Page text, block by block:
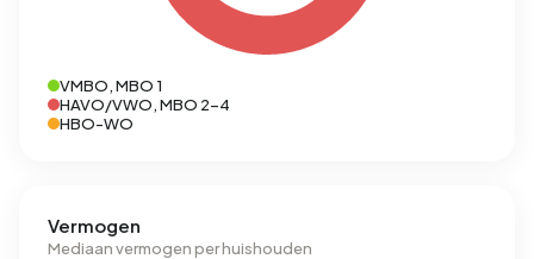
VMBO, MBO 1
HAVO/VWO, MBO 2-4
HBO-WO
Vermogen
Mediaan vermogen per huishouden